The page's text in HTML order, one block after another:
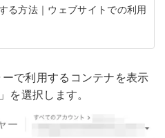
る方法｜ウェブサイトでの利用
で利用するコンテナを表示
を選択します。